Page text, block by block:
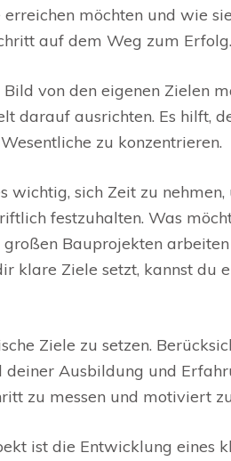
möchten und wie
auf dem Weg zum
von den eigenen Zielen
darauf ausrichten. Es hilft,
zu konzentrieren.
wichtig, sich Zeit zu
festzuhalten. Was
großen Bauprojekten
klare Ziele setzt, kannst du
Ziele zu setzen.
Ausbildung und
zu messen und motiviert
ist die Entwicklung eines